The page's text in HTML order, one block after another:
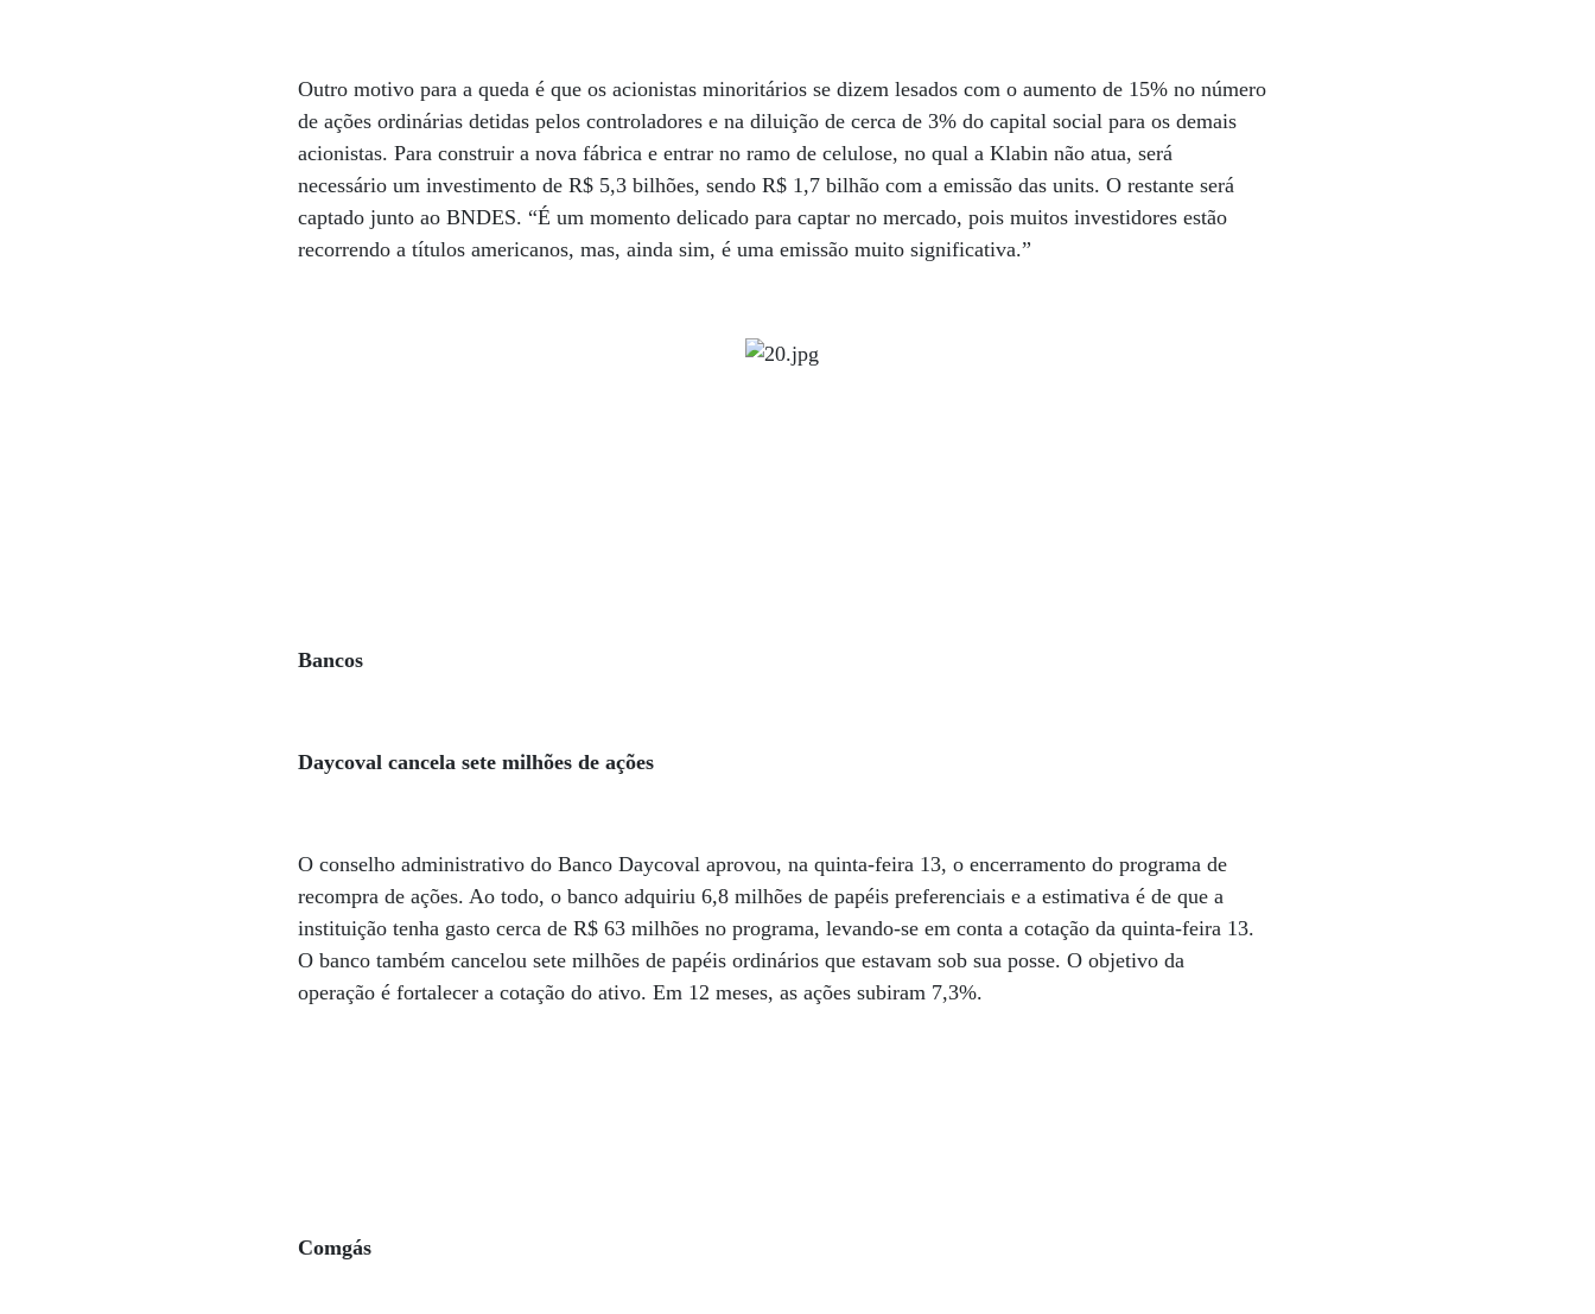
Outro motivo para a queda é que os acionistas minoritários se dizem lesados com o aumento de 15% no número
de ações ordinárias detidas pelos controladores e na diluição de cerca de 3% do capital social para os demais
acionistas. Para construir a nova fábrica e entrar no ramo de celulose, no qual a Klabin não atua, será
necessário um investimento de R$ 5,3 bilhões, sendo R$ 1,7 bilhão com a emissão das units. O restante será
captado junto ao BNDES. “É um momento delicado para captar no mercado, pois muitos investidores estão
recorrendo a títulos americanos, mas, ainda sim, é uma emissão muito significativa.”
Bancos
Daycoval cancela sete milhões de ações
O conselho administrativo do Banco Daycoval aprovou, na quinta-feira 13, o encerramento do programa de
recompra de ações. Ao todo, o banco adquiriu 6,8 milhões de papéis preferenciais e a estimativa é de que a
instituição tenha gasto cerca de R$ 63 milhões no programa, levando-se em conta a cotação da quinta-feira 13.
O banco também cancelou sete milhões de papéis ordinários que estavam sob sua posse. O objetivo da
operação é fortalecer a cotação do ativo. Em 12 meses, as ações subiram 7,3%.
Comgás